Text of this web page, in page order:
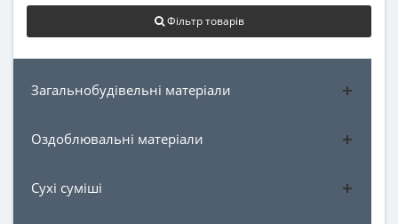
Фільтр товарів
Загальнобудівельні матеріали
Оздоблювальні матеріали
Сухі суміші